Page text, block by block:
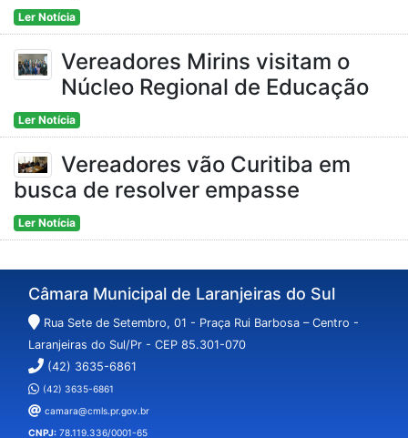
Ler Notícia
Vereadores Mirins visitam o
Núcleo Regional de Educação
Ler Notícia
Vereadores vão Curitiba em
busca de resolver empasse
Ler Notícia
Câmara Municipal de Laranjeiras do Sul
Rua Sete de Setembro, 01 - Praça Rui Barbosa – Centro -
Laranjeiras do Sul/Pr - CEP 85.301-070
(42) 3635-6861
(42) 3635-6861
camara@cmls.pr.gov.br
CNPJ: 78.119.336/0001-65